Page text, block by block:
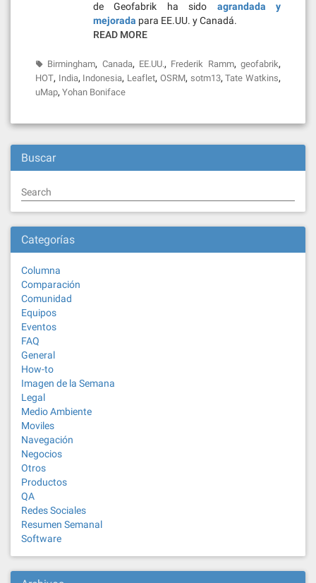
de Geofabrik ha sido agrandada y
mejorada para EE.UU. y Canadá.
READ MORE
Birmingham, Canada, EE.UU., Frederik Ramm,geofabrik,
HOT, India, Indonesia, Leaflet, OSRM, sotm13,Tate Watkins,
uMap, Yohan Boniface
Buscar
Search
Categorías
Columna
Comparación
Comunidad
Equipos
Eventos
FAQ
General
How-to
Imagen de la Semana
Legal
Medio Ambiente
Moviles
Navegación
Negocios
Otros
Productos
QA
Redes Sociales
Resumen Semanal
Software